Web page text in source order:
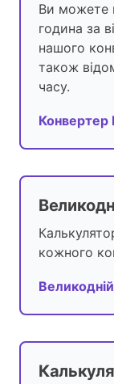
Ви можете
година за
нашого
також
часу.
Конвертер
кожного